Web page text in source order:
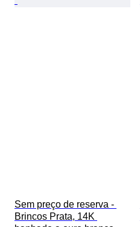
Sem preço de reserva -
Brincos Prata, 14K